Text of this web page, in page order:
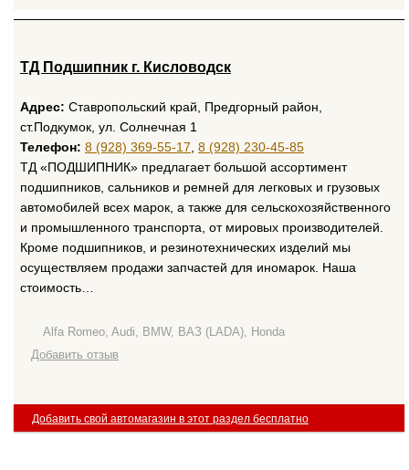
ТД Подшипник г. Кисловодск
Адрес: Ставропольский край, Предгорный район,
ст.Подкумок, ул. Солнечная 1
Телефон: 8 (928) 369-55-17 8 (928) 230-45-85
ТД «ПОДШИПНИК» предлагает большой ассортимент
подшипников, сальников и ремней для легковых и грузовых
автомобилей всех марок, а также для сельскохозяйственного
и промышленного транспорта, от мировых производителей.
Кроме подшипников, и резинотехнических изделий мы
осуществляем продажи запчастей для иномарок. Наша
стоимость…
Alfa Romeo, Audi, BMW, ВАЗ (LADA), Honda
Добавить отзыв
Добавить свой автомагазин в этот раздел бесплатно